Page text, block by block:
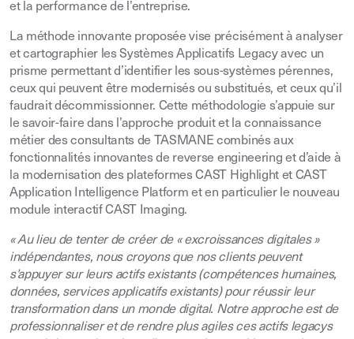
et la performance de l’entreprise.
La méthode innovante proposée vise précisément à analyser
et cartographier les Systèmes Applicatifs Legacy avec un
prisme permettant d’identifier les sous-systèmes pérennes,
ceux qui peuvent être modernisés ou substitués, et ceux qu’il
faudrait décommissionner. Cette méthodologie s’appuie sur
le savoir-faire dans l’approche produit et la connaissance
métier des consultants de TASMANE combinés aux
fonctionnalités innovantes de reverse engineering et d’aide à
la modernisation des plateformes CAST Highlight et CAST
Application Intelligence Platform et en particulier le nouveau
module interactif CAST Imaging.
« Au lieu de tenter de créer de « excroissances digitales »
indépendantes, nous croyons que nos clients peuvent
s’appuyer sur leurs actifs existants (compétences humaines,
données, services applicatifs existants) pour réussir leur
transformation dans un monde digital. Notre approche est de
professionnaliser et de rendre plus agiles ces actifs legacys